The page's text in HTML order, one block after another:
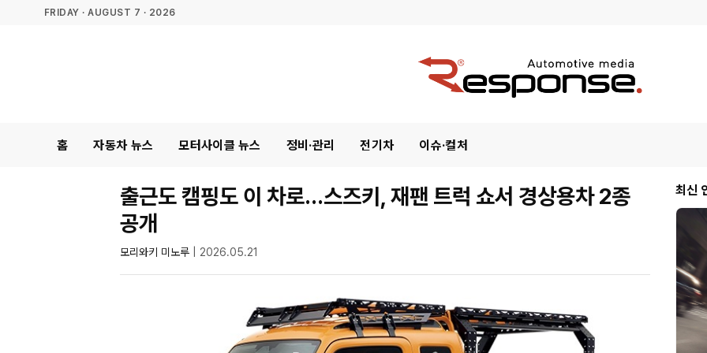
FRIDAY · AUGUST 7 · 2026
홈 자동차 뉴스 모터사이클 뉴스 정비·관리 전기차 이슈·컬처
출근도 캠핑도 이 차로…스즈키, 재팬 트럭 쇼서 경상용차 2종
공개
모리와키 미노루 2026.05.21
최신